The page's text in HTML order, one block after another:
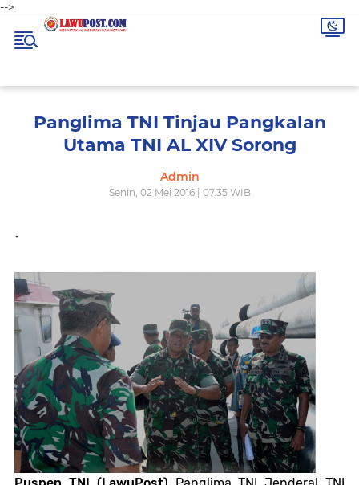
-->
Panglima TNI Tinjau Pangkalan
Utama TNI AL XIV Sorong
Admin
Senin, 02 Mei 2016 | 07.35 WIB
-